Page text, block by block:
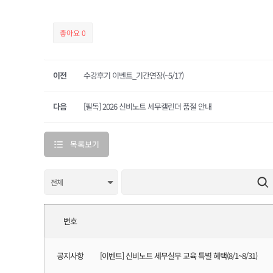
좋아요 0
이전 수강후기 이벤트_기간연장(~5/17)
[필독] 2026 신비노트 세무캘린더 품절 안내
다음
목록보기
번호
공지사항 [이벤트] 신비노트 세무실무 교육 특별 혜택(8/1~8/31)